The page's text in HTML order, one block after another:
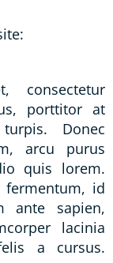
consectetur
porttitor at
Donec
arcu purus
quis lorem.
fermentum, id
ante sapien,
lacinia
a cursus.